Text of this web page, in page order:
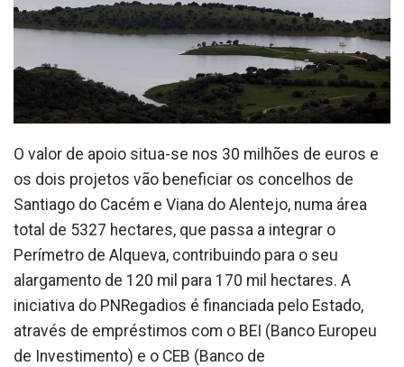
O valor de apoio situa-se nos 30 milhões de euros e
os dois projetos vão beneficiar os concelhos de
Santiago do Cacém e Viana do Alentejo, numa área
total de 5327 hectares, que passa a integrar o
Perímetro de Alqueva, contribuindo para o seu
alargamento de 120 mil para 170 mil hectares. A
iniciativa do PNRegadios é financiada pelo Estado,
através de empréstimos com o BEI (Banco Europeu
de Investimento) e o CEB (Banco de